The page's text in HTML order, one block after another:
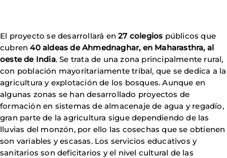
El proyecto se desarrollará en27 colegios públicos que
cubren 40 aldeas de Ahmednaghar, en Maharasthra, al
oeste de India. Se trata de una zona principalmente rural,
con población mayoritariamente tribal, que se dedica a la
agricultura y explotación de los bosques. Aunque en
algunas zonas se han desarrollado proyectos de
formación en sistemas de almacenaje de agua y regadío,
gran parte de la agricultura sigue dependiendo de las
lluvias del monzón, por ello las cosechas que se obtienen
son variables y escasas. Los servicios educativos y
sanitarios son deficitarios y el nivel cultural de las